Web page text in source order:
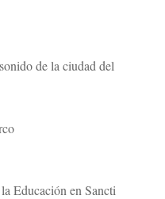
de la ciudad del
Educación en Sancti